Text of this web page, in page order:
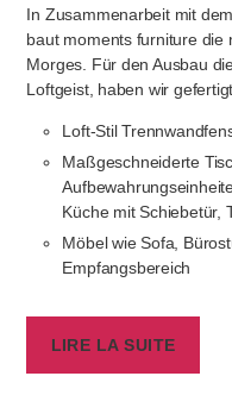
In Zusammenarbeit mit
baut moments furniture die
Morges. Für den Ausbau
Loftgeist, haben wir
Loft-Stil
Maßgeschneiderte
Küche mit Schiebetür,
Möbel wie Sofa,
Empfangsbereich
LIRE LA SUITE